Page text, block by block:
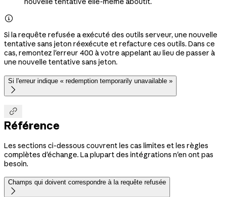

Si la requête refusée a exécuté des outils serveur, une nouvelle
tentative sans jeton réexécute et refacture ces outils. Dans ce
cas, remontez l'erreur 400 à votre appelant au lieu de passer à
une nouvelle tentative sans jeton.
Si l'erreur indique « redemption temporarily unavailable »


Référence
Les sections ci-dessous couvrent les cas limites et les règles
complètes d'échange. La plupart des intégrations n'en ont pas
besoin.
Champs qui doivent correspondre à la requête refusée
